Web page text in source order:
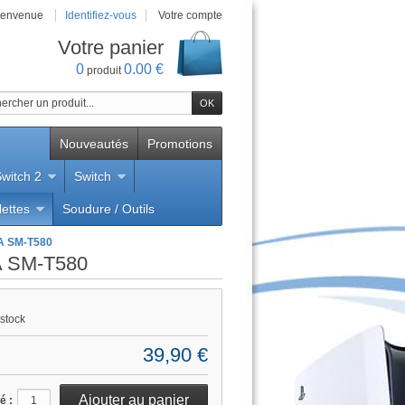
Identifiez-vous Votre compte
Votre panier
0 produit0.00 €
Promotions
Nouveautés
2 Switch
Soudure / Outils
SM-T580
SM-T580
39,90 €
: